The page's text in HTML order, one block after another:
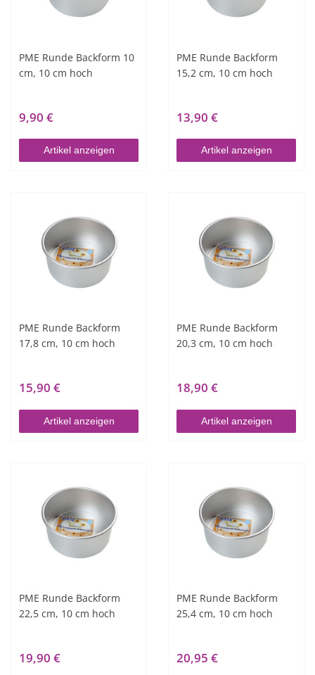
PME Runde Backform 10
cm, 10 cm hoch
9,90 €
Artikel anzeigen
PME Runde Backform
15,2 cm, 10 cm hoch
13,90 €
Artikel anzeigen
PME Runde Backform
17,8 cm, 10 cm hoch
15,90 €
Artikel anzeigen
PME Runde Backform
20,3 cm, 10 cm hoch
18,90 €
Artikel anzeigen
PME Runde Backform
22,5 cm, 10 cm hoch
19,90 €
PME Runde Backform
25,4 cm, 10 cm hoch
20,95 €